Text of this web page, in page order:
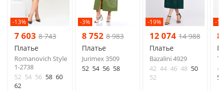
-13%
7 603 8 743
Платье
Romanovich Style
1-2738
52 54 56 58 60
62
-3%
8 752 8 983
Платье
Jurimex 3509
52 54 56 58
-19%
12 074 14 988
Платье
Bazalini 4929
42 44 46 48 50
52
-